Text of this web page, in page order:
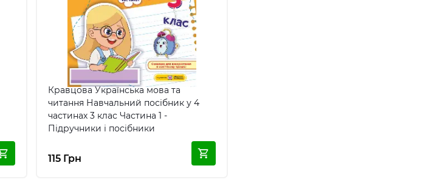
Кравцова Українська мова та
читання Навчальний посібник у 4
частинах 3 клас Частина 1 -
Підручники і посібники
115 Грн